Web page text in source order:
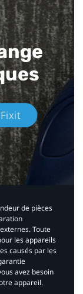
de pièces
Toute
les appareils
causés par les
avez besoin
appareil.​